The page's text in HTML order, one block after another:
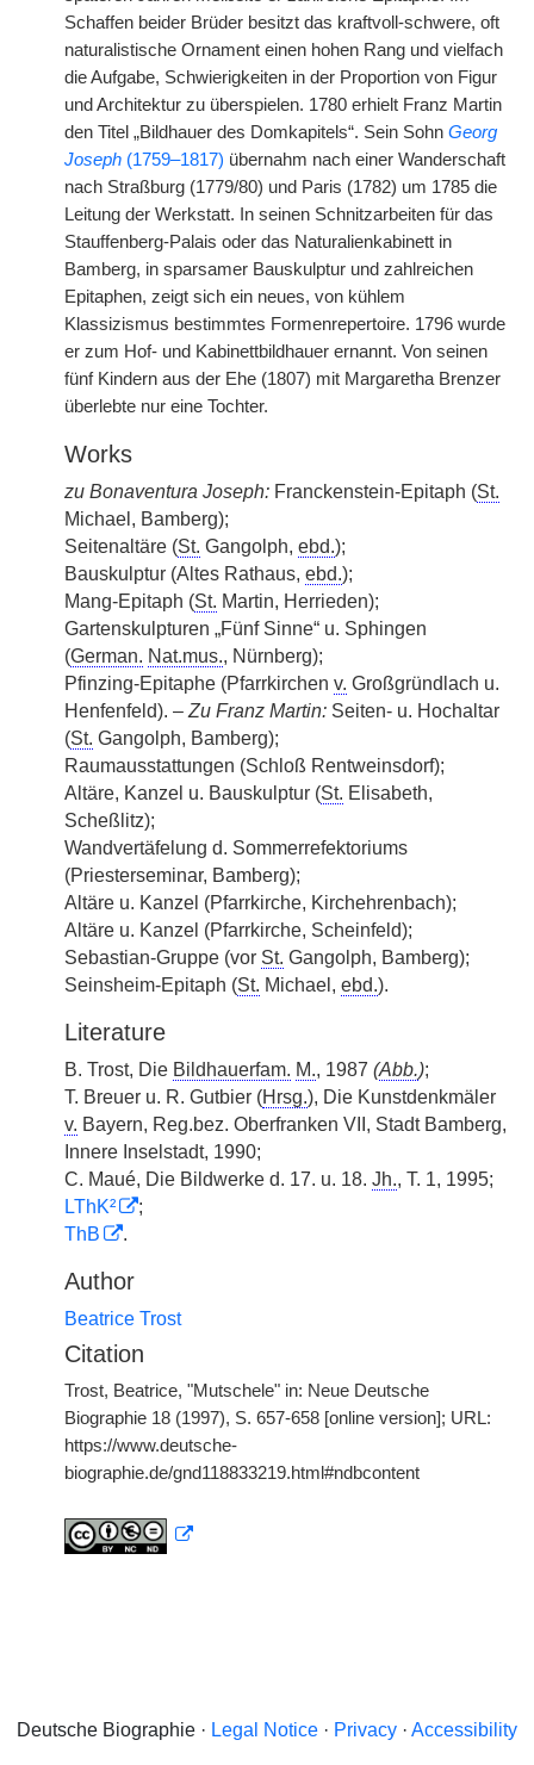
Schaffen beider Brüder besitzt das kraftvoll-schwere, oft
naturalistische Ornament einen hohen Rang und vielfach
die Aufgabe, Schwierigkeiten in der Proportion von Figur
und Architektur zu überspielen. 1780 erhielt Franz Martin
den Titel „Bildhauer des Domkapitels“. Sein Sohn Georg
Joseph (1759–1817) übernahm nach einer Wanderschaft
nach Straßburg (1779/80) und Paris (1782) um 1785 die
Leitung der Werkstatt. In seinen Schnitzarbeiten für das
Stauffenberg-Palais oder das Naturalienkabinett in
Bamberg, in sparsamer Bauskulptur und zahlreichen
Epitaphen, zeigt sich ein neues, von kühlem
Klassizismus bestimmtes Formenrepertoire. 1796 wurde
er zum Hof- und Kabinettbildhauer ernannt. Von seinen
fünf Kindern aus der Ehe (1807) mit Margaretha Brenzer
überlebte nur eine Tochter.
Works
zu Bonaventura Joseph: Franckenstein-Epitaph (St.
Michael, Bamberg);
Seitenaltäre (St. Gangolph, ebd.);
Bauskulptur (Altes Rathaus, ebd.);
Mang-Epitaph (St. Martin, Herrieden);
Gartenskulpturen „Fünf Sinne“ u. Sphingen
(German. Nat.mus., Nürnberg);
Pfinzing-Epitaphe (Pfarrkirchen v. Großgründlach u.
Henfenfeld). – Zu Franz Martin: Seiten- u. Hochaltar
(St. Gangolph, Bamberg);
Raumausstattungen (Schloß Rentweinsdorf);
Altäre, Kanzel u. Bauskulptur (St. Elisabeth,
Scheßlitz);
Wandvertäfelung d. Sommerrefektoriums
(Priesterseminar, Bamberg);
Altäre u. Kanzel (Pfarrkirche, Kirchehrenbach);
Altäre u. Kanzel (Pfarrkirche, Scheinfeld);
Sebastian-Gruppe (vor St. Gangolph, Bamberg);
Seinsheim-Epitaph (St. Michael, ebd.).
Literature
B. Trost, Die Bildhauerfam. M., 1987 (Abb.);
T. Breuer u. R. Gutbier (Hrsg.), Die Kunstdenkmäler
v. Bayern, Reg.bez. Oberfranken VII, Stadt Bamberg,
Innere Inselstadt, 1990;
C. Maué, Die Bildwerke d. 17. u. 18. Jh., T. 1, 1995;
LThK²
;
ThB
.
Author
Beatrice Trost
Citation
Trost, Beatrice, "Mutschele" in: Neue Deutsche
Biographie 18 (1997), S. 657-658 [online version]; URL:
https://www.deutsche-
biographie.de/gnd118833219.html#ndbcontent
Deutsche Biographie · Legal Notice · Privacy · Accessibility